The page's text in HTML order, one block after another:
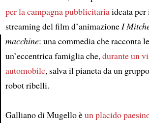
per la campagna pubblicitariaideata
streaming del film d’animazioneI
macchine: una commedia che racconta
un’eccentrica famiglia che,durante un
automobile, salva il pianeta da un
robot ribelli.
Galliano di Mugello èun placido